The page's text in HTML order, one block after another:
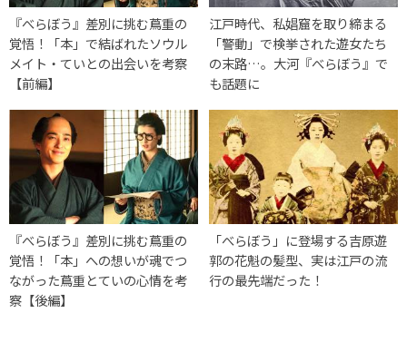
『べらぼう』差別に挑む蔦重の
覚悟！「本」で結ばれたソウル
メイト・ていとの出会いを考察
【前編】
江戸時代、私娼窟を取り締まる
「警動」で検挙された遊女たち
の末路…。大河『べらぼう』で
も話題に
『べらぼう』差別に挑む蔦重の
覚悟！「本」への想いが魂でつ
ながった蔦重とていの心情を考
察【後編】
「べらぼう」に登場する吉原遊
郭の花魁の髪型、実は江戸の流
行の最先端だった！